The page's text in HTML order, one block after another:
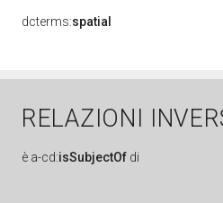
dcterms:spatial
RELAZIONI
è a-cd:isSubjectOf di